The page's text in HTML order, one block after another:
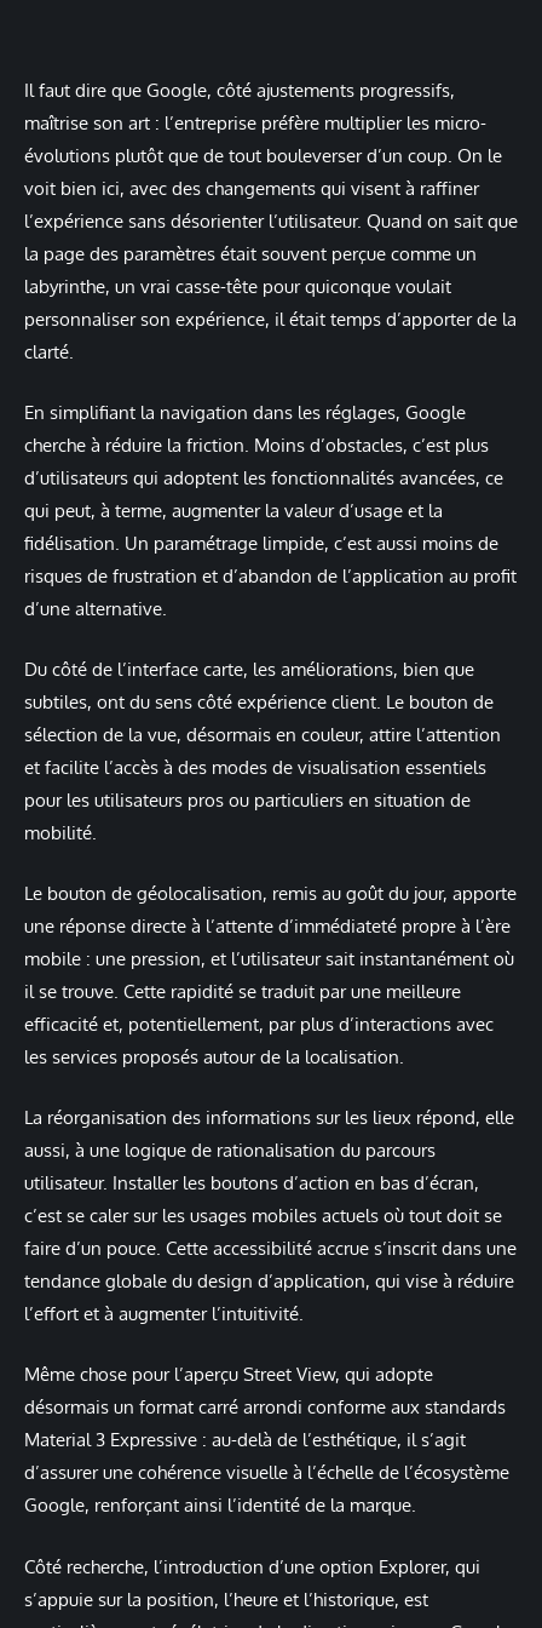
Il faut dire que Google, côté ajustements progressifs,
maîtrise son art : l’entreprise préfère multiplier les micro-
évolutions plutôt que de tout bouleverser d’un coup. On le
voit bien ici, avec des changements qui visent à raffiner
l’expérience sans désorienter l’utilisateur. Quand on sait que
la page des paramètres était souvent perçue comme un
labyrinthe, un vrai casse-tête pour quiconque voulait
personnaliser son expérience, il était temps d’apporter de la
clarté.
En simplifiant la navigation dans les réglages, Google
cherche à réduire la friction. Moins d’obstacles, c’est plus
d’utilisateurs qui adoptent les fonctionnalités avancées, ce
qui peut, à terme, augmenter la valeur d’usage et la
fidélisation. Un paramétrage limpide, c’est aussi moins de
risques de frustration et d’abandon de l’application au profit
d’une alternative.
Du côté de l’interface carte, les améliorations, bien que
subtiles, ont du sens côté expérience client. Le bouton de
sélection de la vue, désormais en couleur, attire l’attention
et facilite l’accès à des modes de visualisation essentiels
pour les utilisateurs pros ou particuliers en situation de
mobilité.
Le bouton de géolocalisation, remis au goût du jour, apporte
une réponse directe à l’attente d’immédiateté propre à l’ère
mobile : une pression, et l’utilisateur sait instantanément où
il se trouve. Cette rapidité se traduit par une meilleure
efficacité et, potentiellement, par plus d’interactions avec
les services proposés autour de la localisation.
La réorganisation des informations sur les lieux répond, elle
aussi, à une logique de rationalisation du parcours
utilisateur. Installer les boutons d’action en bas d’écran,
c’est se caler sur les usages mobiles actuels où tout doit se
faire d’un pouce. Cette accessibilité accrue s’inscrit dans une
tendance globale du design d’application, qui vise à réduire
l’effort et à augmenter l’intuitivité.
Même chose pour l’aperçu Street View, qui adopte
désormais un format carré arrondi conforme aux standards
Material 3 Expressive : au-delà de l’esthétique, il s’agit
d’assurer une cohérence visuelle à l’échelle de l’écosystème
Google, renforçant ainsi l’identité de la marque.
Côté recherche, l’introduction d’une option Explorer, qui
s’appuie sur la position, l’heure et l’historique, est